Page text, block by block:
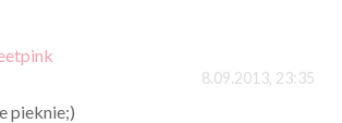
8.09.2013, 23:35
pieknie;)